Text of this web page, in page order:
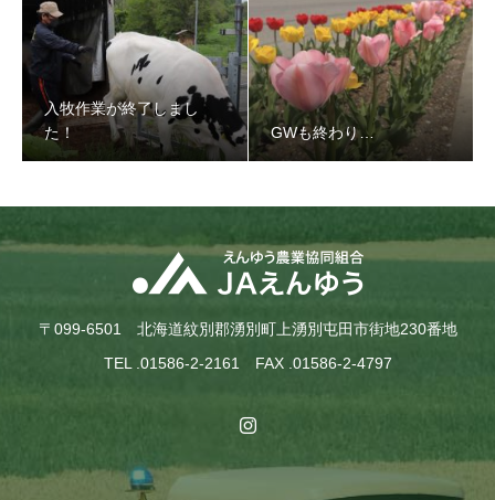
入牧作業が終了しまし
た！
GWも終わり…
〒099-6501 北海道紋別郡湧別町上湧別屯田市街地230番地
TEL .01586-2-2161 FAX .01586-2-4797